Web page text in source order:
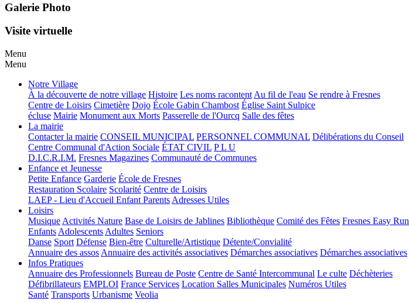
Galerie Photo
Visite virtuelle
Menu
Menu
Notre Village
À la découverte de notre village Histoire Les noms racontent Au fil de l'eau Se rendre à Fresnes
Centre de Loisirs Cimetière Dojo École Gabin Chambost Église Saint Sulpice
écluse Mairie Monument aux Morts Passerelle de l'Ourcq Salle des fêtes
La mairie
Contacter la mairie CONSEIL MUNICIPAL PERSONNEL COMMUNAL Délibérations du Conseil
Centre Communal d'Action Sociale ÉTAT CIVIL P L U
D.I.C.R.I.M. Fresnes Magazines Communauté de Communes
Enfance et Jeunesse
Petite Enfance Garderie École de Fresnes
Restauration Scolaire Scolarité Centre de Loisirs
LAEP - Lieu d'Accueil Enfant Parents Adresses Utiles
Loisirs
Musique Activités Nature Base de Loisirs de Jablines Bibliothèque Comité des Fêtes Fresnes Easy Run
Enfants Adolescents Adultes Seniors
Danse Sport Défense Bien-être Culturelle/Artistique Détente/Convialité
Annuaire des assos Annuaire des activités associatives Démarches associatives Démarches associatives
Infos Pratiques
Annuaire des Professionnels Bureau de Poste Centre de Santé Intercommunal Le culte Déchèteries
Défibrillateurs EMPLOI France Services Location Salles Municipales Numéros Utiles
Santé Transports Urbanisme Veolia